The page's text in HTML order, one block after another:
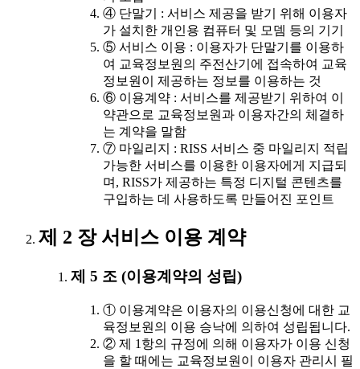
④ 단말기 : 서비스 제공을 받기 위해 이용자
가 설치한 개인용 컴퓨터 및 모뎀 등의 기기
⑤ 서비스 이용 : 이용자가 단말기를 이용하
여 교육정보원의 주전산기에 접속하여 교육
정보원이 제공하는 정보를 이용하는 것
⑥ 이용계약 : 서비스를 제공받기 위하여 이
약관으로 교육정보원과 이용자간의 체결하
는 계약을 말함
⑦ 마일리지 : RISS 서비스 중 마일리지 적립
가능한 서비스를 이용한 이용자에게 지급되
며, RISS가 제공하는 특정 디지털 콘텐츠를
구입하는 데 사용하도록 만들어진 포인트
제 2 장 서비스 이용 계약
제 5 조 (이용계약의 성립)
① 이용계약은 이용자의 이용신청에 대한 교
육정보원의 이용 승낙에 의하여 성립됩니다.
② 제 1항의 규정에 의해 이용자가 이용 신청
을 할 때에는 교육정보원이 이용자 관리시 필